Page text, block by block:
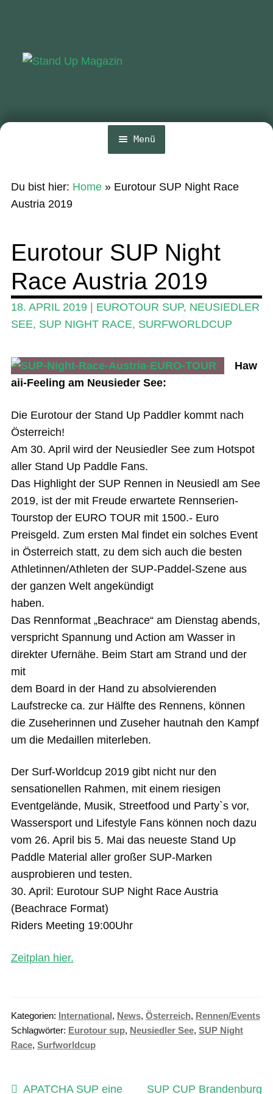
Menü
SUP-Events
Ratgeber
Das Magazin
Stand Up Magazin TV
Mein Konto
Du bist hier: Home» Eurotour SUP Night Race
Austria 2019
Eurotour SUP Night
Race Austria 2019
18. APRIL 2019| EUROTOUR SUP, NEUSIEDLER
SEE, SUP NIGHT RACE, SURFWORLDCUP
Haw
aii-Feeling am Neusieder See:
Die Eurotour der Stand Up Paddler kommt nach
Österreich!
Am 30. April wird der Neusiedler See zum Hotspot
aller Stand Up Paddle Fans.
Das Highlight der SUP Rennen in Neusiedl am See
2019, ist der mit Freude erwartete Rennserien-
Tourstop der EURO TOUR mit 1500.- Euro
Preisgeld. Zum ersten Mal findet ein solches Event
in Österreich statt, zu dem sich auch die besten
Athletinnen/Athleten der SUP-Paddel-Szene aus
der ganzen Welt angekündigt
haben.
Das Rennformat „Beachrace“ am Dienstag abends,
verspricht Spannung und Action am Wasser in
direkter Ufernähe. Beim Start am Strand und der
mit
dem Board in der Hand zu absolvierenden
Laufstrecke ca. zur Hälfte des Rennens, können
die Zuseherinnen und Zuseher hautnah den Kampf
um die Medaillen miterleben.
Der Surf-Worldcup 2019 gibt nicht nur den
sensationellen Rahmen, mit einem riesigen
Eventgelände, Musik, Streetfood und Party`s vor,
Wassersport und Lifestyle Fans können noch dazu
vom 26. April bis 5. Mai das neueste Stand Up
Paddle Material aller großer SUP-Marken
ausprobieren und testen.
30. April: Eurotour SUP Night Race Austria
(Beachrace Format)
Riders Meeting 19:00Uhr
Zeitplan hier.
Kategorien: International, News, Österreich, Rennen/Events
Schlagwörter: Eurotour sup, Neusiedler See, SUP Night
Race, Surfworldcup
Vorheriger
APATCHA SUP eine Nächster
SUP CUP Brandenburg